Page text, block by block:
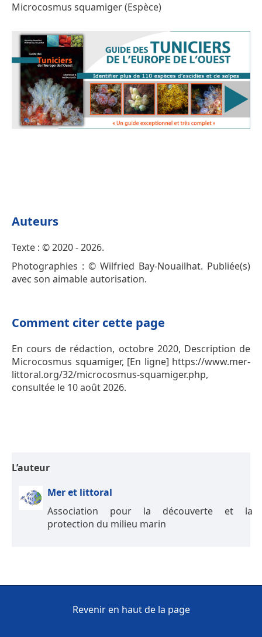
Microcosmus squamiger (Espèce)
Auteurs
Texte : © 2020 - 2026.
Photographies : © Wilfried Bay-Nouailhat. Publiée(s)
avec son aimable autorisation.
Comment citer cette page
En cours de rédaction, octobre 2020, Description de
Microcosmus squamiger, [En ligne] https://www.mer-
littoral.org/32/microcosmus-squamiger.php,
consultée le 10 août 2026.
L’auteur
Mer et littoral
Association pour la découverte et la
protection du milieu marin
Revenir en haut de la page